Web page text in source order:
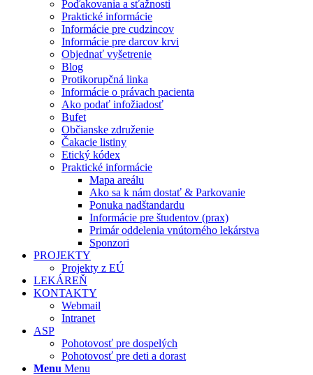
Poďakovania a sťažnosti
Praktické informácie
Informácie pre cudzincov
Informácie pre darcov krvi
Objednať vyšetrenie
Blog
Protikorupčná linka
Informácie o právach pacienta
Ako podať infožiadosť
Bufet
Občianske združenie
Čakacie listiny
Etický kódex
Praktické informácie
Mapa areálu
Ako sa k nám dostať & Parkovanie
Ponuka nadštandardu
Informácie pre študentov (prax)
Primár oddelenia vnútorného lekárstva
Sponzori
PROJEKTY
Projekty z EÚ
LEKÁREŇ
KONTAKTY
Webmail
Intranet
ASP
Pohotovosť pre dospelých
Pohotovosť pre deti a dorast
Menu Menu